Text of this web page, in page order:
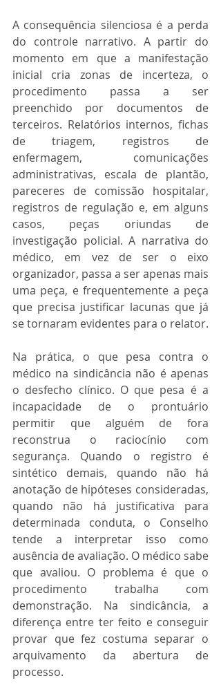
A consequência silenciosa é a perda
do controle narrativo. A partir do
momento em que a manifestação
inicial cria zonas de incerteza, o
procedimento passa a ser
preenchido por documentos de
terceiros. Relatórios internos, fichas
de triagem, registros de
enfermagem, comunicações
administrativas, escala de plantão,
pareceres de comissão hospitalar,
registros de regulação e, em alguns
casos, peças oriundas de
investigação policial. A narrativa do
médico, em vez de ser o eixo
organizador, passa a ser apenas mais
uma peça, e frequentemente a peça
que precisa justificar lacunas que já
se tornaram evidentes para o relator.
Na prática, o que pesa contra o
médico na sindicância não é apenas
o desfecho clínico. O que pesa é a
incapacidade de o prontuário
permitir que alguém de fora
reconstrua o raciocínio com
segurança. Quando o registro é
sintético demais, quando não há
anotação de hipóteses consideradas,
quando não há justificativa para
determinada conduta, o Conselho
tende a interpretar isso como
ausência de avaliação. O médico sabe
que avaliou. O problema é que o
procedimento trabalha com
demonstração. Na sindicância, a
diferença entre ter feito e conseguir
provar que fez costuma separar o
arquivamento da abertura de
processo.